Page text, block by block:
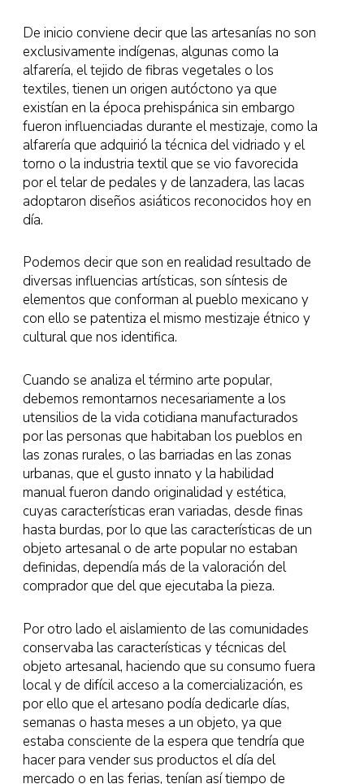
De inicio conviene decir que las artesanías no son
exclusivamente indígenas, algunas como la
alfarería, el tejido de fibras vegetales o los
textiles, tienen un origen autóctono ya que
existían en la época prehispánica sin embargo
fueron influenciadas durante el mestizaje, como la
alfarería que adquirió la técnica del vidriado y el
torno o la industria textil que se vio favorecida
por el telar de pedales y de lanzadera, las lacas
adoptaron diseños asiáticos reconocidos hoy en
día.
Podemos decir que son en realidad resultado de
diversas influencias artísticas, son síntesis de
elementos que conforman al pueblo mexicano y
con ello se patentiza el mismo mestizaje étnico y
cultural que nos identifica.
Cuando se analiza el término arte popular,
debemos remontarnos necesariamente a los
utensilios de la vida cotidiana manufacturados
por las personas que habitaban los pueblos en
las zonas rurales, o las barriadas en las zonas
urbanas, que el gusto innato y la habilidad
manual fueron dando originalidad y estética,
cuyas características eran variadas, desde finas
hasta burdas, por lo que las características de un
objeto artesanal o de arte popular no estaban
definidas, dependía más de la valoración del
comprador que del que ejecutaba la pieza.
Por otro lado el aislamiento de las comunidades
conservaba las características y técnicas del
objeto artesanal, haciendo que su consumo fuera
local y de difícil acceso a la comercialización, es
por ello que el artesano podía dedicarle días,
semanas o hasta meses a un objeto, ya que
estaba consciente de la espera que tendría que
hacer para vender sus productos el día del
mercado o en las ferias, tenían así tiempo de